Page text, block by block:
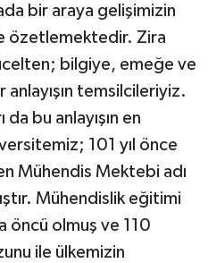
bir araya gelişimizin
özetlemektedir. Zira
bilgiye, emeğe ve
temsilcileriyiz.
da bu anlayışın en
101 yıl önce
Mühendis Mektebi adı
Mühendislik eğitimi
öncü olmuş ve 110
ile ülkemizin